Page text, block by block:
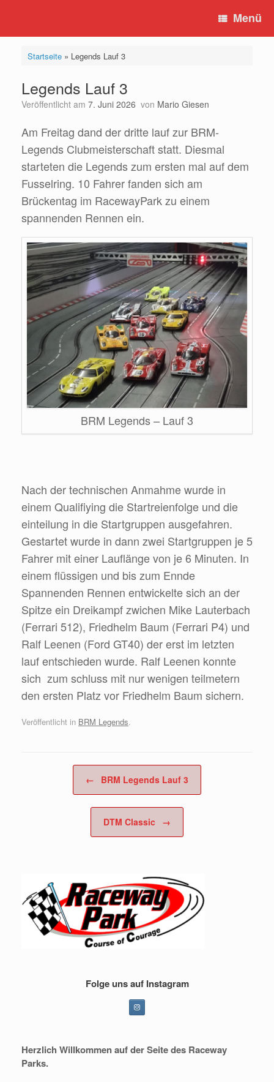
Menü
Startseite» Legends Lauf 3
Legends Lauf 3
Veröffentlicht am 7. Juni 2026 von Mario Giesen
Am Freitag dand der dritte lauf zur BRM-
Legends Clubmeisterschaft statt. Diesmal
starteten die Legends zum ersten mal auf dem
Fusselring. 10 Fahrer fanden sich am
Brückentag im RacewayPark zu einem
spannenden Rennen ein.
BRM Legends – Lauf 3
Nach der technischen Anmahme wurde in
einem Qualifiying die Startreienfolge und die
einteilung in die Startgruppen ausgefahren.
Gestartet wurde in dann zwei Startgruppen je 5
Fahrer mit einer Lauflänge von je 6 Minuten. In
einem flüssigen und bis zum Ennde
Spannenden Rennen entwickelte sich an der
Spitze ein Dreikampf zwichen Mike Lauterbach
(Ferrari 512), Friedhelm Baum (Ferrari P4) und
Ralf Leenen (Ford GT40) der erst im letzten
lauf entschieden wurde. Ralf Leenen konnte
sich zum schluss mit nur wenigen teilmetern
den ersten Platz vor Friedhelm Baum sichern.
Veröffentlicht in BRM Legends.
Beitragsnavigation
← BRM Legends Lauf 3
DTM Classic →
Folge uns auf Instagram
Herzlich Willkommenauf der Seite des Raceway
Parks.